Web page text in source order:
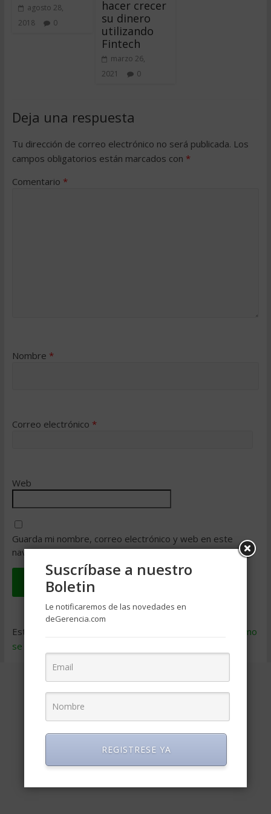
agosto 28,
2018
0
hacer crecer
su dinero
utilizando
Fintech
marzo 26,
2021
0
Deja una respuesta
Tu dirección de correo electrónico no será publicada. Los
campos obligatorios están marcados con *
Comentario *
Nombre *
Correo electrónico *
Web
Guarda mi nombre, correo electrónico y web en este
navegador para la próxima vez que comente.
Este sitio usa Akismet para reducir el spam.
Aprende cómo
se procesan los datos de tus comentarios
Suscríbase a nuestro
Boletin
Le notificaremos de las novedades en
deGerencia.com
REGISTRESE YA